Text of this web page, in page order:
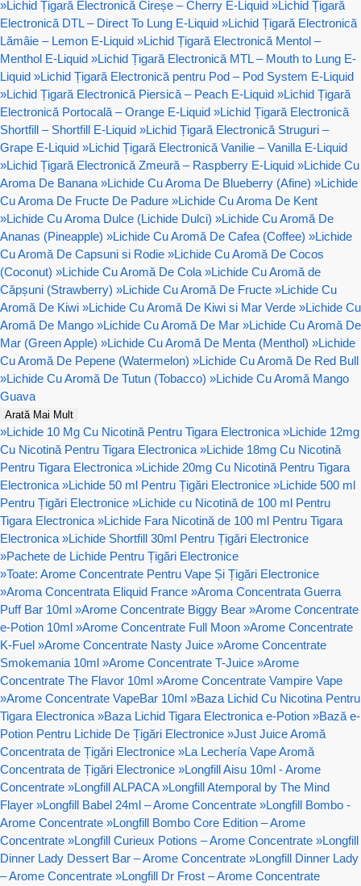
»Lichid Țigară Electronică Cireșe – Cherry E-Liquid »Lichid Țigară
Electronică DTL – Direct To Lung E-Liquid »Lichid Țigară Electronică
Lămâie – Lemon E-Liquid »Lichid Țigară Electronică Mentol –
Menthol E-Liquid »Lichid Țigară Electronică MTL – Mouth to Lung E-
Liquid »Lichid Țigară Electronică pentru Pod – Pod System E-Liquid
»Lichid Țigară Electronică Piersică – Peach E-Liquid »Lichid Țigară
Electronică Portocală – Orange E-Liquid »Lichid Țigară Electronică
Shortfill – Shortfill E-Liquid »Lichid Țigară Electronică Struguri –
Grape E-Liquid »Lichid Țigară Electronică Vanilie – Vanilla E-Liquid
»Lichid Țigară Electronică Zmeură – Raspberry E-Liquid »Lichide Cu
Aroma De Banana »Lichide Cu Aroma De Blueberry (Afine) »Lichide
Cu Aroma De Fructe De Padure »Lichide Cu Aroma De Kent
»Lichide Cu Aroma Dulce (Lichide Dulci) »Lichide Cu Aromă De
Ananas (Pineapple) »Lichide Cu Aromă De Cafea (Coffee) »Lichide
Cu Aromă De Capsuni si Rodie »Lichide Cu Aromă De Cocos
(Coconut) »Lichide Cu Aromă De Cola »Lichide Cu Aromă de
Căpșuni (Strawberry) »Lichide Cu Aromă De Fructe »Lichide Cu
Aromă De Kiwi »Lichide Cu Aromă De Kiwi si Mar Verde »Lichide Cu
Aromă De Mango »Lichide Cu Aromă De Mar »Lichide Cu Aromă De
Mar (Green Apple) »Lichide Cu Aromă De Menta (Menthol) »Lichide
Cu Aromă De Pepene (Watermelon) »Lichide Cu Aromă De Red Bull
»Lichide Cu Aromă De Tutun (Tobacco) »Lichide Cu Aromă Mango
Guava
Arată Mai Mult
»Lichide 10 Mg Cu Nicotină Pentru Tigara Electronica »Lichide 12mg
Cu Nicotină Pentru Tigara Electronica »Lichide 18mg Cu Nicotină
Pentru Tigara Electronica »Lichide 20mg Cu Nicotină Pentru Tigara
Electronica »Lichide 50 ml Pentru Țigări Electronice »Lichide 500 ml
Pentru Țigări Electronice »Lichide cu Nicotină de 100 ml Pentru
Tigara Electronica »Lichide Fara Nicotină de 100 ml Pentru Tigara
Electronica »Lichide Shortfill 30ml Pentru Țigări Electronice
»Pachete de Lichide Pentru Țigări Electronice
»Toate: Arome Concentrate Pentru Vape Și Țigări Electronice
»Aroma Concentrata Eliquid France »Aroma Concentrata Guerra
Puff Bar 10ml »Arome Concentrate Biggy Bear »Arome Concentrate
e-Potion 10ml »Arome Concentrate Full Moon »Arome Concentrate
K-Fuel »Arome Concentrate Nasty Juice »Arome Concentrate
Smokemania 10ml »Arome Concentrate T-Juice »Arome
Concentrate The Flavor 10ml »Arome Concentrate Vampire Vape
»Arome Concentrate VapeBar 10ml »Baza Lichid Cu Nicotina Pentru
Tigara Electronica »Baza Lichid Tigara Electronica e-Potion »Bază e-
Potion Pentru Lichide De Țigări Electronice »Just Juice Aromă
Concentrata de Țigări Electronice »La Lechería Vape Aromă
Concentrata de Țigări Electronice »Longfill Aisu 10ml - Arome
Concentrate »Longfill ALPACA »Longfill Atemporal by The Mind
Flayer »Longfill Babel 24ml – Arome Concentrate »Longfill Bombo -
Arome Concentrate »Longfill Bombo Core Edition – Arome
Concentrate »Longfill Curieux Potions – Arome Concentrate »Longfill
Dinner Lady Dessert Bar – Arome Concentrate »Longfill Dinner Lady
– Arome Concentrate »Longfill Dr Frost – Arome Concentrate